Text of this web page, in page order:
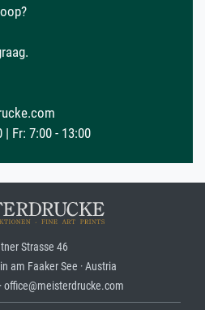
| Fr: 7:00 - 13:00
Strasse 46
am Faaker See · Austria
office@meisterdrucke.com